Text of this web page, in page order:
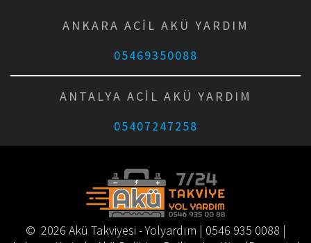
ANKARA ACİL AKÜ YARDIM
05469350088
ANTALYA ACİL AKÜ YARDIM
05407247258
© 2026 Akü Takviyesi - Yolyardım | 0546 935 0088 |